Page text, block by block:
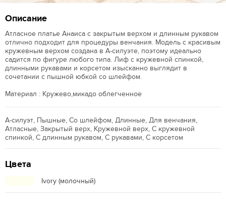
Описание
Атласное платье Анаиса с закрытым верхом и длинным рукавом
отлично подходит для процедуры венчания. Модель с красивым
кружевным верхом создана в А-силуэте, поэтому идеально
садится по фигуре любого типа. Лиф с кружевной спинкой,
длинными рукавами и корсетом изысканно выглядит в
сочетании с пышной юбкой со шлейфом.
Материал : Кружево,микадо облегченное
А-силуэт, Пышные, Со шлейфом, Длинные, Для венчания,
Атласные, Закрытый верх, Кружевной верх, С кружевной
спинкой, С длинным рукавом, С рукавами, С корсетом
Цвета
Ivory (молочный)